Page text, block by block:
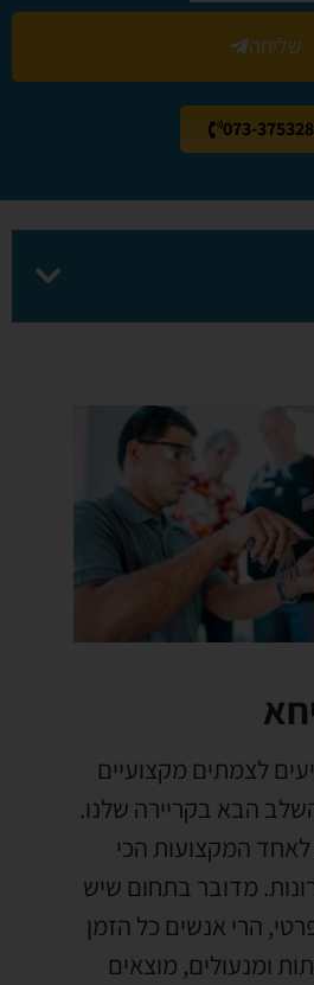
שליחה
073-
לצמתים מקצועיים
הבא בקריירה שלנו.
המקצועות הכי
. מדובר בתחום שיש
, הרי אנשים כל הזמן
ומנעולים, מוצאים